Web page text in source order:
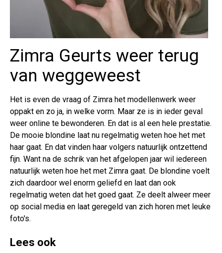
Zimra Geurts weer terug
van weggeweest
Het is even de vraag of Zimra het modellenwerk weer
oppakt en zo ja, in welke vorm. Maar ze is in ieder geval
weer online te bewonderen. En dat is al een hele prestatie.
De mooie blondine laat nu regelmatig weten hoe het met
haar gaat. En dat vinden haar volgers natuurlijk ontzettend
fijn. Want na de schrik van het afgelopen jaar wil iedereen
natuurlijk weten hoe het met Zimra gaat. De blondine voelt
zich daardoor wel enorm geliefd en laat dan ook
regelmatig weten dat het goed gaat. Ze deelt alweer meer
op social media en laat geregeld van zich horen met leuke
foto's.
Lees ook